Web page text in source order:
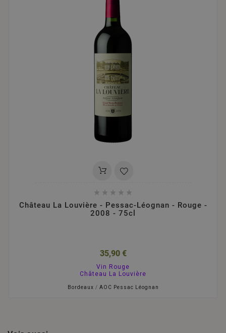
    
Château La Louvière - Pessac-Léognan - Rouge -
2008 - 75cl
35,90 €
Vin Rouge
Château La Louvière
Bordeaux / AOC Pessac Léognan